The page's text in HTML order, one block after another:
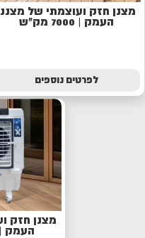
מצנן חזק ועוצמתי של
העמק | 7000 מק"ש
לפרטים נוספים
מצנן חזק
העמק | 9000 מק"ש